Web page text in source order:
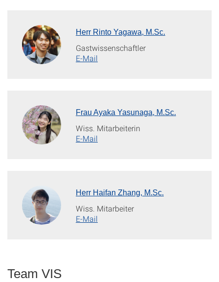
Herr Rinto Yagawa, M.Sc.
Gastwissenschaftler
E-Mail
Frau Ayaka Yasunaga, M.Sc.
Wiss. Mitarbeiterin
E-Mail
Herr Haifan Zhang, M.Sc.
Wiss. Mitarbeiter
E-Mail
Team VIS